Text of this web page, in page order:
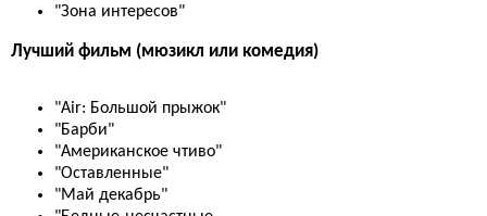
"Зона интересов"
Лучший фильм (мюзикл или комедия)
"Air: Большой прыжок"
"Барби"
"Американское чтиво"
"Оставленные"
"Май декабрь"